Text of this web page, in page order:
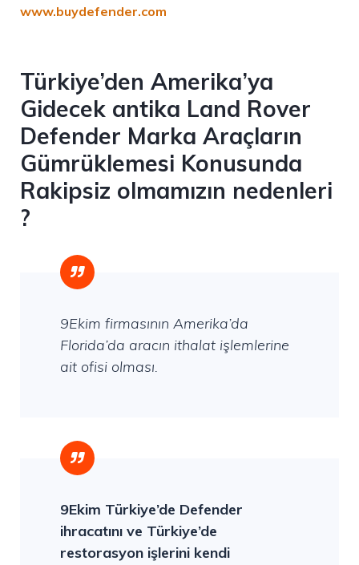
www.buydefender.com
Türkiye’den Amerika’ya
Gidecek antika Land Rover
Defender Marka Araçların
Gümrüklemesi Konusunda
Rakipsiz olmamızın nedenleri
?
9Ekim firmasının Amerika’da
Florida’da aracın ithalat işlemlerine
ait ofisi olması.
9Ekim Türkiye’de Defender
ihracatını ve Türkiye’de
restorasyon işlerini kendi